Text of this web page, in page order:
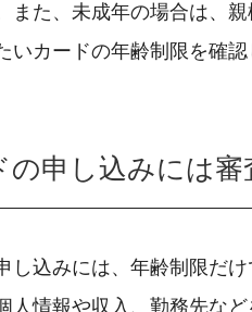
また、未成年の場合は、
いカードの年齢制限を確認
申し込みには審
し込みには、年齢制限だ
人情報や収入、勤務先な